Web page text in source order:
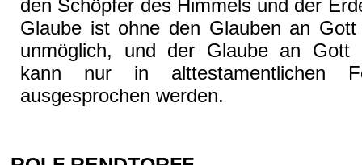
den Schöpfer des Himmels und der
Glaube ist ohne den Glauben an
unmöglich, und der Glaube an Gott
kann nur in alttestamentlichen
ausgesprochen werden.